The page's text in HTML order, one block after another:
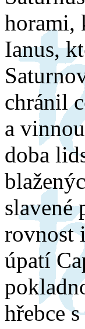
horami,
Ianus,
chránil
a
doba
slavené
rovnost
úpatí
hřebce